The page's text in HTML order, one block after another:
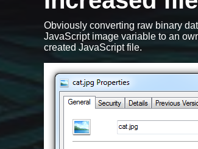
Obviously converting raw binary
JavaScript image variable to an
created JavaScript file.